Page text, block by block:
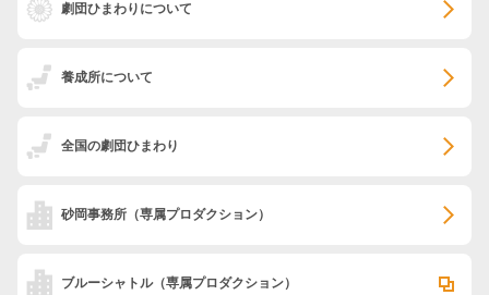
劇団ひまわりについて
養成所について
全国の劇団ひまわり
砂岡事務所 （専属プロダクション）
ブルーシャトル（専属プロダクション）